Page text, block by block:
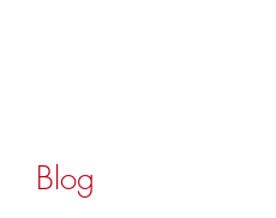
Blog